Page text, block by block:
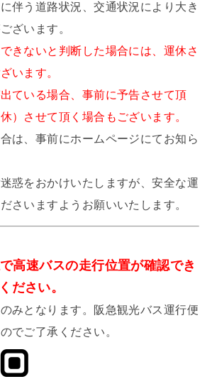
伴う道路状況、交通状況により大き
ざいます。
きないと判断した場合には、運休さ
います。
ている場合、事前に予告させて頂
）させて頂く場合もございます。
は、事前にホームページにてお知ら
惑をおかけいたしますが、安全な運
さいますようお願いいたします。
高速バスの走行位置が確認でき
ださい。
みとなります。阪急観光バス運行便
でご了承ください。